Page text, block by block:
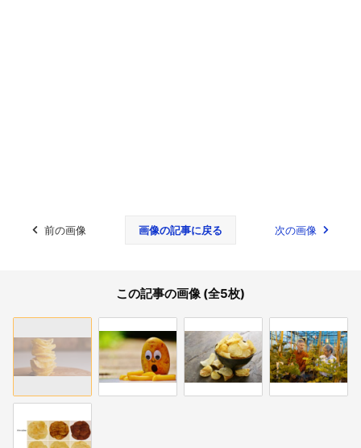
前の画像 画像の記事に戻る 次の画像
この記事の画像 (全5枚)